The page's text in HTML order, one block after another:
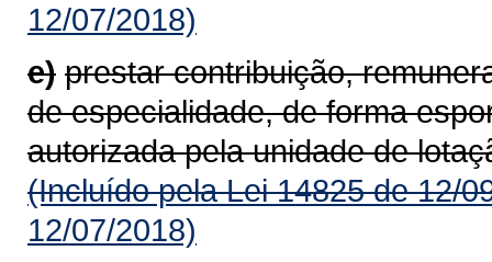
12/07/2018)
e) prestar contribuição,
de especialidade, de forma
autorizada pela unidade de
(Incluído pela Lei 14825 de 12/
12/07/2018)